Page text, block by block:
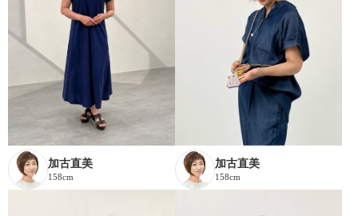
加古直美
158cm
加古直美
158cm